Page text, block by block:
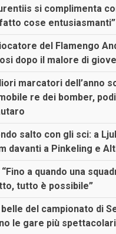
si complimenta
cose entusiasmanti”
del Flamengo
dopo il malore di
marcatori dell’anno
re dei bomber,
salto con gli sci: a
davanti a Pinkeling e
a quando una
tutto è possibile”
del campionato di
le gare più